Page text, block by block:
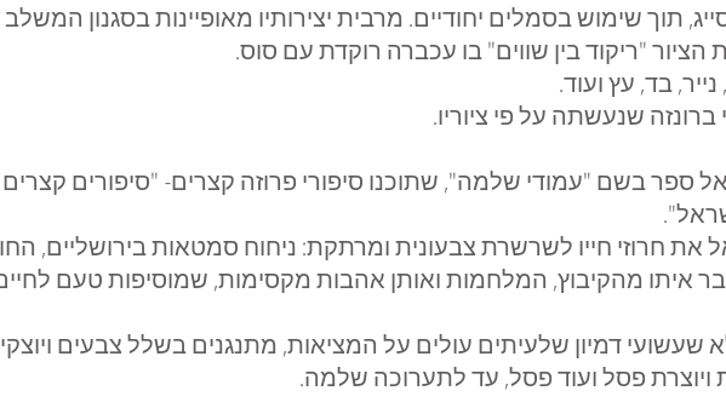
תוך שימוש בסמלים יחודיים. מרבית יצירותיו מאופיינות בסגנון
הציור "ריקוד בין שווים" בו עכברה רוקדת עם סוס.
בד, עץ ועוד.
שנעשתה על פי ציוריו.
עמנואל ספר בשם "עמודי שלמה", שתוכנו סיפורי פרוזה קצרים- "סיפורים
את חרוזי חייו לשרשרת צבעונית ומרתקת: ניחוח סמטאות בירושליים,
איתו מהקיבוץ, המלחמות ואותן אהבות מקסימות, שמוסיפות טעם
שעשועי דמיון שלעיתים עולים על המציאות, מתנגנים בשלל צבעים
פסל ועוד פסל, עד לתערוכה שלמה.